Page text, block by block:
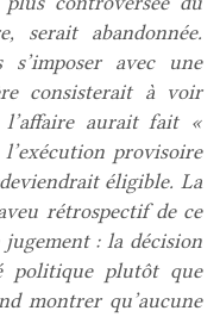
serait abandonnée.
avec une
consisterait à voir
l’affaire aurait fait «
provisoire
éligible. La
rétrospectif de ce
: la décision
politique plutôt que
montrer qu’aucune